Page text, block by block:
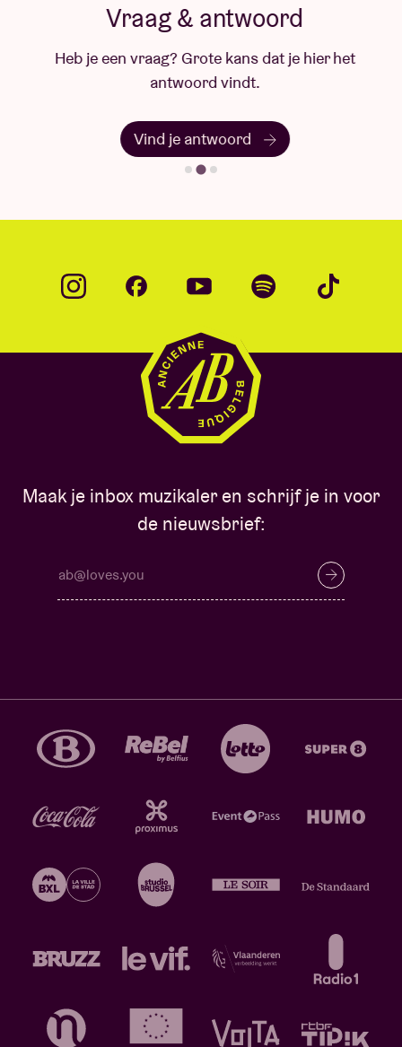
Vraag & antwoord
Heb je een vraag? Grote kans dat je hier het
antwoord vindt.
Vind je antwoord
Maak je inbox muzikaler en schrijf je in voor
de nieuwsbrief: